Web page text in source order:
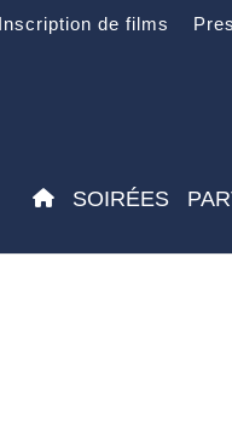
Inscription de films
SOIRÉES